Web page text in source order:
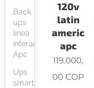
Back
ups
linea
interactiva
Apc
Ups
smart
120v
latin
america
apc
119.000,
00 COP